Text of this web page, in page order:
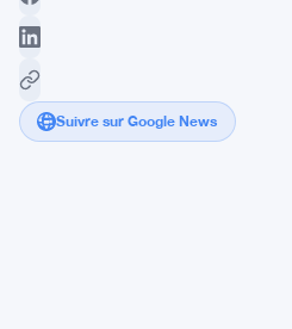
Suivre sur Google News